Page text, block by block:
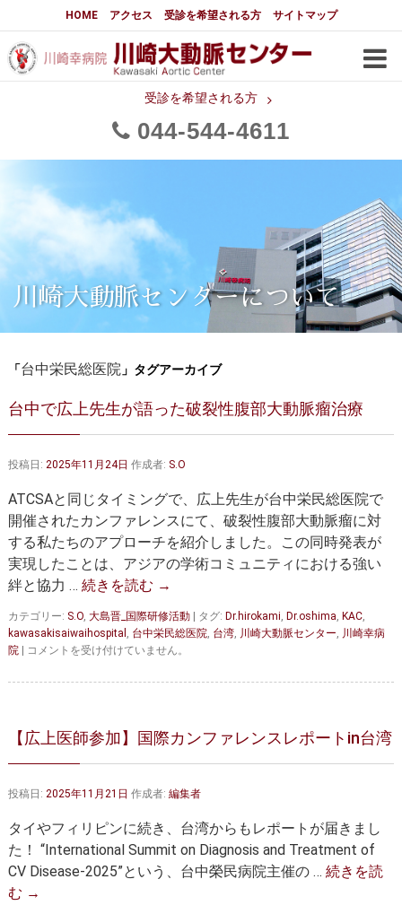
HOME アクセス 受診を希望される方 サイトマップ
受診を希望される方
044 544 4611
大動脈センターについて
はじめに 大動脈センターについて
メディアでの紹介
都道府県別患者マップ 都道府県別紹介病院
大動脈瘤について 基本編
3分でわかる大動脈瘤・大動脈
大動脈瘤
大動脈解離（解離性大動脈瘤）
胸部大動脈瘤の治療
腹部大動脈瘤の治療 急性大動脈解離の治療
大動脈弁・大動脈基部の治療 ステントグラフトによる治療
胸部大動脈瘤 胸腹部大動脈瘤
腹部大動脈瘤 大動脈解離
マルファン症候群
診察をご希望の方へ
遠方から来院される方は？ 外来予約について
セカンドオピニオン
都道府県別紹介病院 良くある質問
アクセス
川崎大動脈センターについて
「台中栄民総医院」タグアーカイブ
台中で広上先生が語った破裂性腹部大動脈瘤治療
投稿日: 2025年11月24日 作成者: S.O
ATCSAと同じタイミングで、広上先生が台中栄民総医院で
開催されたカンファレンスにて、破裂性腹部大動脈瘤に対
する私たちのアプローチを紹介しました。この同時発表が
実現したことは、アジアの学術コミュニティにおける強い
絆と協力 … 続きを読む →
カテゴリー: S.O, 大島晋_国際研修活動 タグ: Dr.hirokami, Dr.oshima, KAC,
kawasakisaiwaihospital , 台中栄民総医院, 台湾, 川崎大動脈センター, 川崎幸病
院
台
で
先
生
が
っ
破
裂
腹
部
コメントを受け付けていません。
【広上医師参加】国際カンファレンスレポートin台湾
投稿日: 2025年11月21日 作成者: 編集者
タイやフィリピンに続き、台湾からもレポートが届きまし
た！ “International Summit on Diagnosis and Treatment of
CV Disease-2025”という、台中榮民病院主催の … 続きを読
む →